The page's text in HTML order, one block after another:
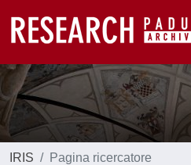
IRIS Pagina ricercatore